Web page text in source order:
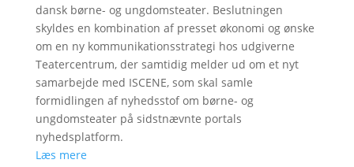
dansk børne- og ungdomsteater. Beslutningen
skyldes en kombination af presset økonomi og ønske
om en ny kommunikationsstrategi hos udgiverne
Teatercentrum, der samtidig melder ud om et nyt
samarbejde med ISCENE, som skal samle
formidlingen af nyhedsstof om børne- og
ungdomsteater på sidstnævnte portals
nyhedsplatform.
Læs mere